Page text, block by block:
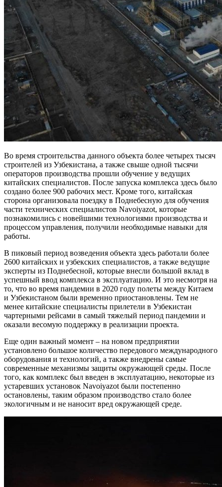
Во время строительства данного объекта более четырех тысяч
строителей из Узбекистана, а также свыше одной тысячи
операторов производства прошли обучение у ведущих
китайских специалистов. После запуска комплекса здесь было
создано более 900 рабочих мест. Кроме того, китайская
сторона организовала поездку в Поднебесную для обучения
части технических специалистов Navoiyazot, которые
познакомились с новейшими технологиями производства и
процессом управления, получили необходимые навыки для
работы.
В пиковый период возведения объекта здесь работали более
2600 китайских и узбекских специалистов, а также ведущие
эксперты из Поднебесной, которые внесли большой вклад в
успешный ввод комплекса в эксплуатацию. И это несмотря на
то, что во время пандемии в 2020 году полеты между Китаем
и Узбекистаном были временно приостановлены. Тем не
менее китайские специалисты прилетели в Узбекистан
чартерными рейсами в самый тяжелый период пандемии и
оказали весомую поддержку в реализации проекта.
Еще один важный момент – на новом предприятии
установлено большое количество передового международного
оборудования и технологий, а также внедрены самые
современные механизмы защиты окружающей среды. После
того, как комплекс был введен в эксплуатацию, некоторые из
устаревших установок Navoiyazot были постепенно
остановлены, таким образом производство стало более
экологичным и не наносит вред окружающей среде.